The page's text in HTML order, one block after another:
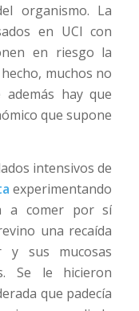
organismo. La
en UCI con
en riesgo la
muchos no
hay que
que supone
intensivos de
experimentando
a comer por sí
una recaída
y sus mucosas
Se le hicieron
que padecía